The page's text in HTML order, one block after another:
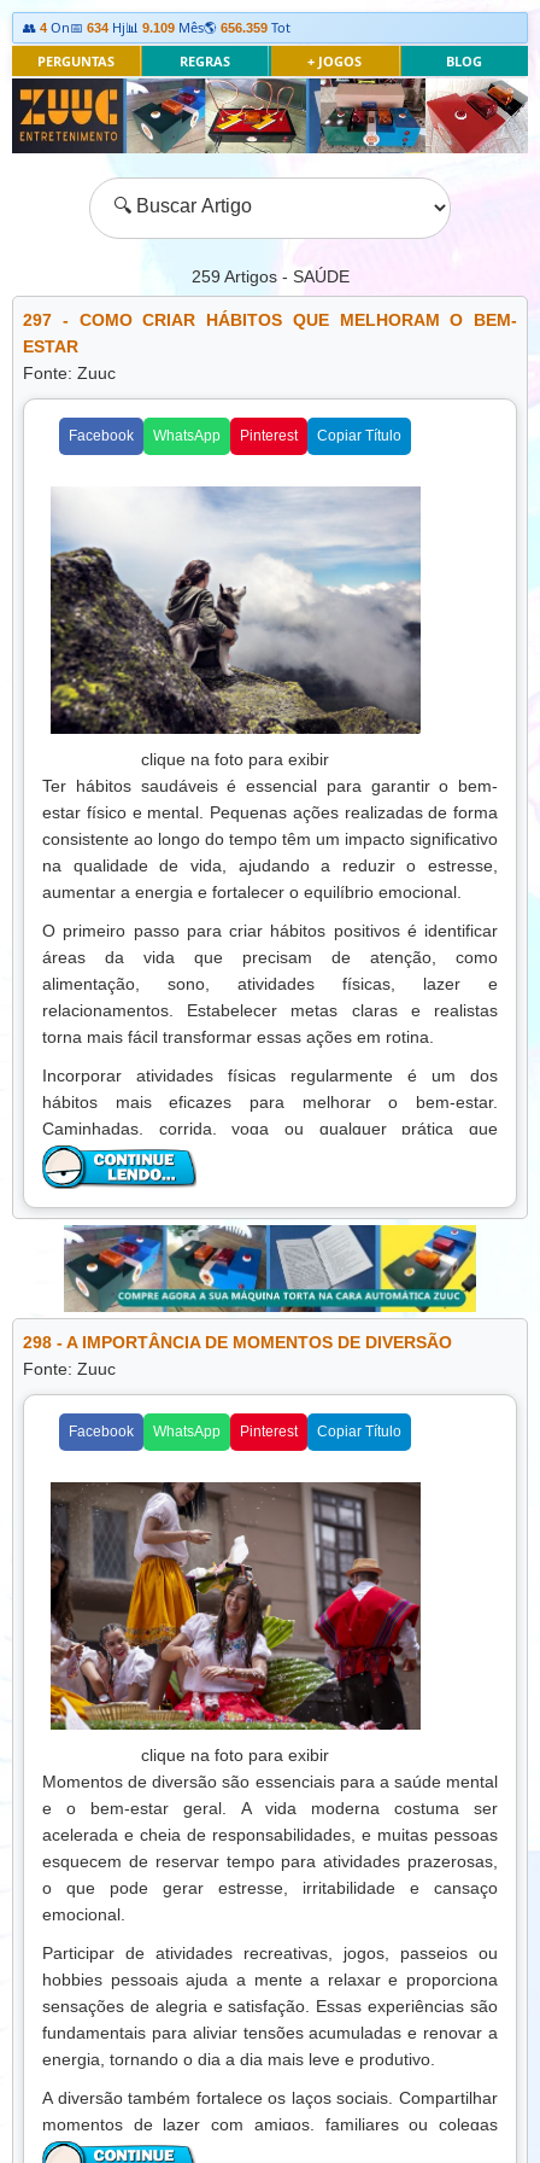
👥 4 On📅 634 Hj📊 9.109 Mês🌎 656.359 Tot
PERGUNTAS
REGRAS + JOGOS BLOG
259 Artigos - SAÚDE
297 - COMO CRIAR HÁBITOS QUE MELHORAM O BEM-
ESTAR
Fonte: Zuuc
Facebook WhatsApp Pinterest Copiar Título
clique na foto para exibir
Ter hábitos saudáveis é essencial para garantir o bem-
estar físico e mental. Pequenas ações realizadas de forma
consistente ao longo do tempo têm um impacto significativo
na qualidade de vida, ajudando a reduzir o estresse,
aumentar a energia e fortalecer o equilíbrio emocional.
O primeiro passo para criar hábitos positivos é identificar
áreas da vida que precisam de atenção, como
alimentação, sono, atividades físicas, lazer e
relacionamentos. Estabelecer metas claras e realistas
torna mais fácil transformar essas ações em rotina.
Incorporar atividades físicas regularmente é um dos
hábitos mais eficazes para melhorar o bem-estar.
Caminhadas, corrida, yoga ou qualquer prática que
movimente o corpo estimulam a produção de endorfina,
reduzem a ansiedade e fortalecem a saúde física.
Outro hábito importante é o cuidado com a alimentação.
Consumir alimentos nutritivos, evitar excessos de açúcar e
gordura e manter uma dieta equilibrada influencia
diretamente a energia, o humor e a capacidade de
O descanso adequado também deve ser priorizado. Dormir
bem e reservar momentos de relaxamento durante o dia
ajuda a mente a se recuperar, reduz a fadiga e melhora o
desempenho nas tarefas diárias. Técnicas de respiração,
e aumentar a autoconsciência.
Além disso, cultivar relacionamentos positivos e reservar
tempo para lazer e hobbies fortalece o equilíbrio
emocional. Conectar-se com amigos, familiares ou
participar de atividades recreativas promove sentimentos
de alegria e pertencimento, fundamentais para o bem-
estar.
É importante lembrar que a criação de hábitos requer
paciência e consistência. Começar com pequenas
mudanças, celebrar conquistas e ajustar a rotina conforme
necessário garante que os hábitos se consolidem de forma
duradoura.
Conclusão: Criar hábitos saudáveis é um investimento no
bem-estar físico e mental. A prática regular de atividades
físicas, alimentação equilibrada, descanso adequado, lazer
equilibrada, feliz e produtiva. Pequenas ações consistentes
podem gerar grandes resultados no longo prazo.
298 - A IMPORTÂNCIA DE MOMENTOS DE DIVERSÃO
Fonte: Zuuc
Facebook WhatsApp Pinterest Copiar Título
clique na foto para exibir
Momentos de diversão são essenciais para a saúde mental
e o bem-estar geral. A vida moderna costuma ser
acelerada e cheia de responsabilidades, e muitas pessoas
esquecem de reservar tempo para atividades prazerosas,
o que pode gerar estresse, irritabilidade e cansaço
emocional.
Participar de atividades recreativas, jogos, passeios ou
hobbies pessoais ajuda a mente a relaxar e proporciona
sensações de alegria e satisfação. Essas experiências são
fundamentais para aliviar tensões acumuladas e renovar a
energia, tornando o dia a dia mais leve e produtivo.
A diversão também fortalece os laços sociais. Compartilhar
momentos de lazer com amigos, familiares ou colegas
promove conexão emocional, cria memórias positivas e